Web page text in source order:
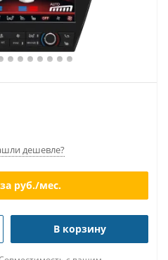
дешевле?
руб./мес.
В корзину